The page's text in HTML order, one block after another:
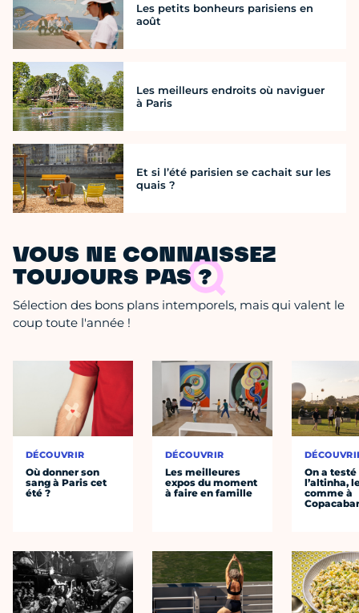
Les petits bonheurs parisiens en
août
Les meilleurs endroits où naviguer
à Paris
Et si l’été parisien se cachait sur les
quais ?
VOUS NE CONNAISSEZ
TOUJOURS PAS ?
Sélection des bons plans intemporels, mais qui valent le
coup toute l'année !
DÉCOUVRIR
Où donner son
sang à Paris cet
été ?
DÉCOUVRIR
Les meilleures
expos du moment
à faire en famille
On a testé
l’altinha,
comme à